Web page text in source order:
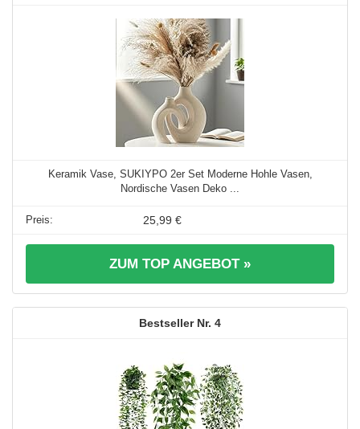
Keramik Vase, SUKIYPO 2er Set Moderne Hohle Vasen,
Nordische Vasen Deko ...
25,99 €
ZUM TOP ANGEBOT »
4